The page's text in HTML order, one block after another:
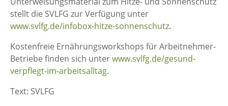
stellt die SVLFG zur Verfügung unter
www.svlfg.de/infobox-hitze-sonnenschutz.
Kostenfreie Ernährungsworkshops für Arbeitnehmer-
Betriebe finden sich unterwww.svlfg.de/gesund-
verpflegt-im-arbeitsalltag.
Text: SVLFG